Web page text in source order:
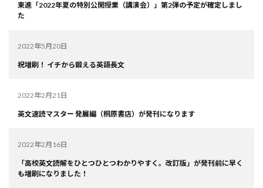
東進「2022年夏の特別公開授業（講演会）」第2弾の予定が確定しまし
た
2022年5月20日
祝増刷！ イチから鍛える英語長文
2022年2月21日
英文速読マスター 発展編（桐原書店）が発刊になります
2022年2月16日
「高校英文読解をひとつひとつわかりやすく。改訂版」が発刊前に早く
も増刷になりました！